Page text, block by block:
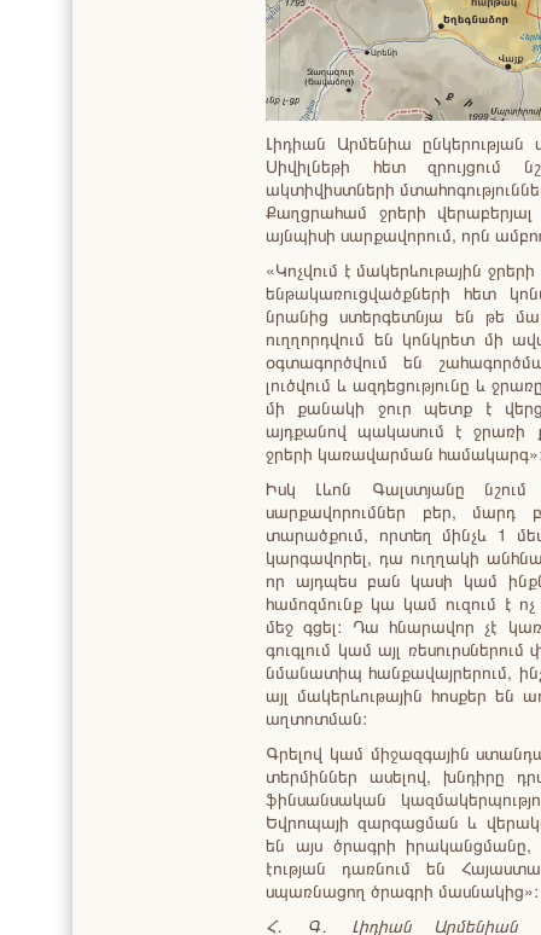
Լիդիան Արմենիա
Սիվիլնեթի հետ
ակտիվիստների
Քաղցրահամ ջրերի
այնպիսի սարքավորում, որն
«Կոչվում է մակերևութային
ենթակառուցվածքների հետ
նրանից ստերգետնյա են թե
ուղղորդվում են կոնկրետ մի
օգտագործվում են
լուծվում և ազդեցությունը և
մի քանակի ջուր պետք է
այդքանով պակասում է
ջրերի կառավարման
Իսկ Լևոն Գալստյանը
սարքավորումներ բեր,
տարածքում, որտեղ մինչև 1
կարգավորել, դա ուղղակի
որ այդպես բան կասի կամ
համոզմունք կա կամ ուզում է
մեջ գցել: Դա հնարավոր չէ
գուգլում կամ այլ
նմանատիպ հանքավայրերում,
այլ մակերևութային հոսքեր են
աղտոտման:
Գրելով կամ միջազգային
տերմիններ ասելով, խնդիրը
ֆինսանսական
Եվրոպայի զարգացման և
են այս ծրագրի
էության դառնում են
սպառնացող ծրագրի մասնակից»:
Հ․ Գ․ Լիդիան Արմենիան